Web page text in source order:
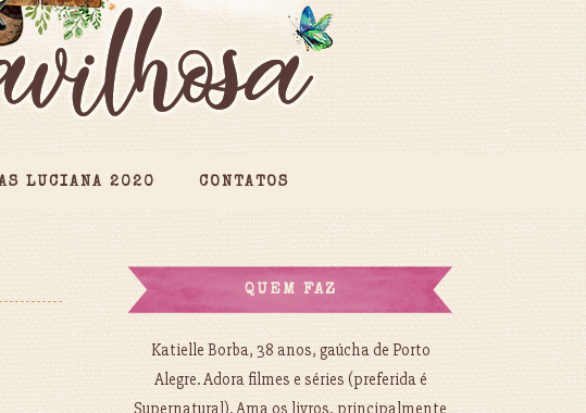
LUCIANA 2020 CONTATOS
QUEM FAZ
Katielle Borba, 38 anos, gaúcha de Porto
Alegre. Adora filmes e séries (preferida é
Supernatural). Ama os livros, principalmente